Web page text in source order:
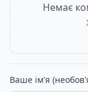
Немає
Ваше ім'я